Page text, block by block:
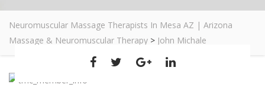
Neuromuscular Massage Therapists In Mesa AZ | Arizona
Massage & Neuromuscular Therapy > John Michale